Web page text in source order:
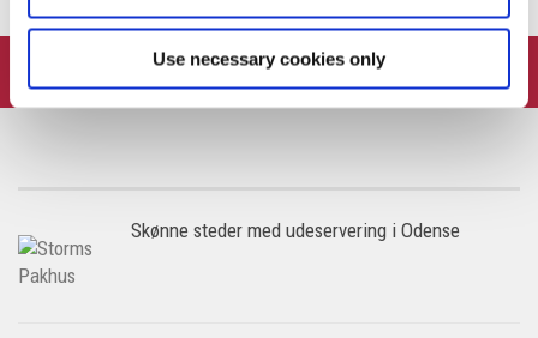
Use necessary cookies only
Skønne steder med udeservering i Odense